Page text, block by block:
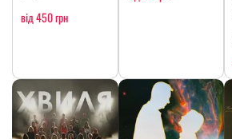
від 450 грн